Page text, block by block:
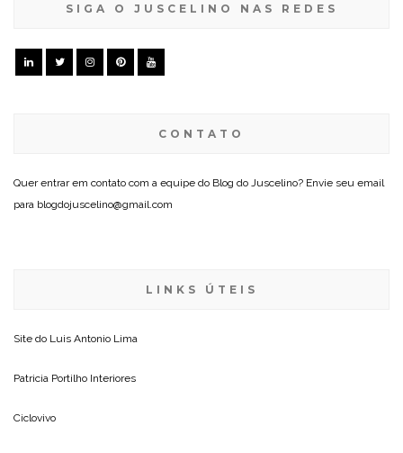
SIGA O JUSCELINO NAS REDES
CONTATO
Quer entrar em contato com a equipe do Blog do Juscelino? Envie seu email
para blogdojuscelino@gmail.com
LINKS ÚTEIS
Site do Luis Antonio Lima
Patricia Portilho Interiores
Ciclovivo